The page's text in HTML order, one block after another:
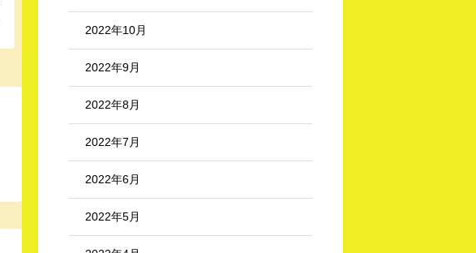
2022年10月
2022年9月
2022年8月
2022年7月
2022年6月
2022年5月